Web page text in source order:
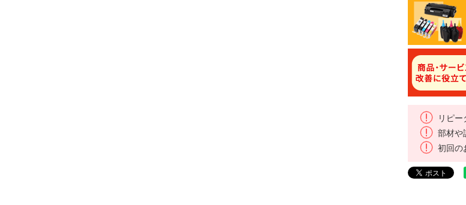
リピ
部材や
初回の